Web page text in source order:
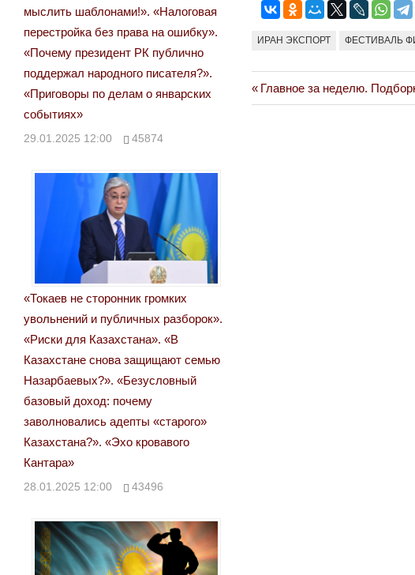
ИРАН ЭКСПОРТ ФЕСТИВАЛЬ
Навигация
Previous
Post:
Главное за неделю.
мыслить шаблонами!». «Налоговая
перестройка без права на ошибку».
«Почему президент РК публично
поддержал народного писателя?».
«Приговоры по делам о январских
событиях»
29.01.2025 12:00 45874
«Токаев не сторонник громких
увольнений и публичных разборок».
«Риски для Казахстана». «В
Казахстане снова защищают семью
Назарбаевых?». «Безусловный
базовый доход: почему
заволновались адепты «старого»
Казахстана?». «Эхо кровавого
Кантара»
28.01.2025 12:00 43496